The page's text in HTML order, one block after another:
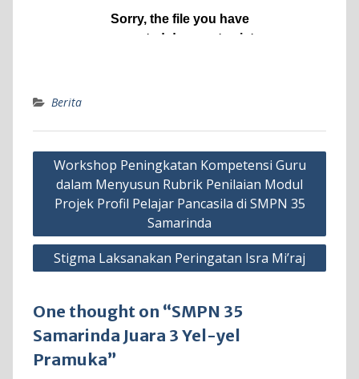
Berita
Navigasi
pos
Workshop Peningkatan Kompetensi Guru
dalam Menyusun Rubrik Penilaian Modul
Projek Profil Pelajar Pancasila di SMPN 35
Samarinda
Stigma Laksanakan Peringatan Isra Mi’raj
One thought on “SMPN 35
Samarinda Juara 3 Yel-yel
Pramuka”